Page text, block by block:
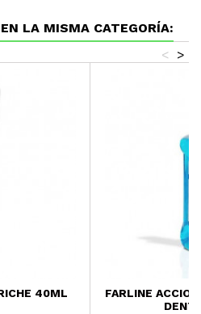
LA MISMA CATEGORÍA:
>
<
40ML
FARLINE